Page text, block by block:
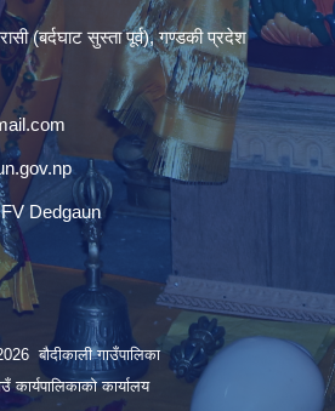
(बर्दघाट सुस्ता पूर्व), गण्डकी प्रदेश
Dedgaun
बौदीकाली गाउँपालिका
कार्यपालिकाको कार्यालय